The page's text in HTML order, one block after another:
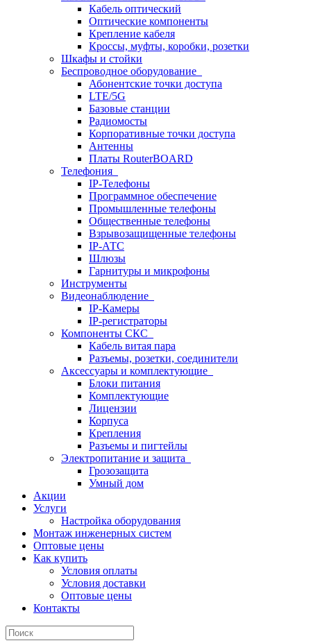
Кабель оптический
Оптические компоненты
Крепление кабеля
Кроссы, муфты, коробки, розетки
Шкафы и стойки
Беспроводное оборудование
Абонентские точки доступа
LTE/5G
Базовые станции
Радиомосты
Корпоративные точки доступа
Антенны
Платы RouterBOARD
Телефония
IP-Телефоны
Программное обеспечение
Промышленные телефоны
Общественные телефоны
Взрывозащищенные телефоны
IP-АТС
Шлюзы
Гарнитуры и микрофоны
Инструменты
Видеонаблюдение
IP-Камеры
IP-регистраторы
Компоненты СКС
Кабель витая пара
Разъемы, розетки, соединители
Аксессуары и комплектующие
Блоки питания
Комплектующие
Лицензии
Корпуса
Крепления
Разъемы и пигтейлы
Электропитание и защита
Грозозащита
Умный дом
Акции
Услуги
Настройка оборудования
Монтаж инженерных систем
Оптовые цены
Как купить
Условия оплаты
Условия доставки
Оптовые цены
Контакты